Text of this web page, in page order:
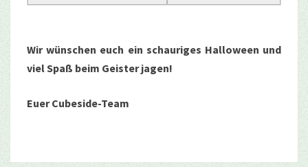
Wir wünschen euch ein schauriges Halloween und
viel Spaß beim Geister jagen!
Euer Cubeside-Team